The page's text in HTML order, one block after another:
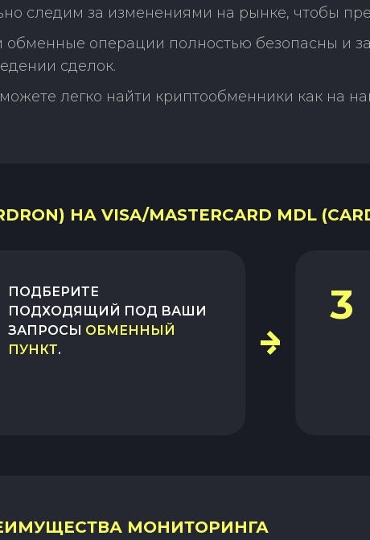
следим за изменениями на рынке, чтобы
обменные операции полностью безопасны и
сделок.
легко найти криптообменники как на
НА VISA/MASTERCARD MDL
ПОДБЕРИТЕ
ПОДХОДЯЩИЙ ПОД ВАШИ
ЗАПРОСЫ ОБМЕННЫЙ
ПУНКТ.
3
МОНИТОРИНГА